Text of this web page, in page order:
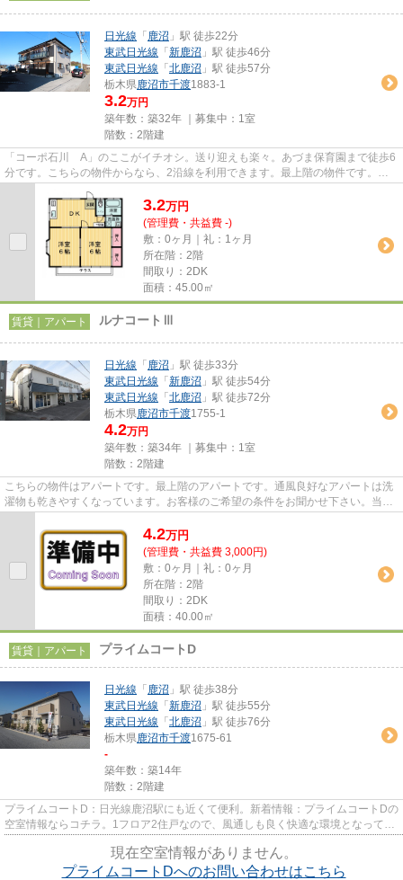
日光線 「 鹿沼 」駅 徒歩22分
東武日光線 「 新鹿沼 」駅 徒歩46分
東武日光線 「 北鹿沼 」駅 徒歩57分
栃木県鹿沼市千渡1883-1
3.2万円
築年数：築32年 ｜募集中： 1室
階数：2階建
「コーポ石川 A」のここがイチオシ。送り迎えも楽々。あづま保育園まで徒歩6
分です。こちらの物件からなら、2沿線を利用できます。最上階の物件です。日
3.2万円
(管理費・共益費 -)
敷：0ヶ月｜礼：1ヶ月
所在階：2階
間取り：2DK
面積：45.00㎡
賃貸｜アパート ルナコートⅢ
日光線 「 鹿沼 」駅 徒歩33分
東武日光線 「 新鹿沼 」駅 徒歩54分
東武日光線 「 北鹿沼 」駅 徒歩72分
栃木県鹿沼市千渡1755-1
4.2万円
築年数：築34年 ｜募集中： 1室
階数：2階建
こちらの物件はアパートです。最上階のアパートです。通風良好なアパートは洗
濯物も乾きやすくなっています。お客様のご希望の条件をお聞かせ下さい。当社
4.2万円
(管理費・共益費 3,000円)
敷：0ヶ月｜礼：0ヶ月
所在階：2階
間取り：2DK
面積：40.00㎡
賃貸｜アパート プライムコートD
日光線 「 鹿沼 」駅 徒歩38分
東武日光線 「 新鹿沼 」駅 徒歩55分
東武日光線 「 北鹿沼 」駅 徒歩76分
栃木県鹿沼市千渡1675-61
-
築年数：築14年
階数：2階建
プライムコートD：日光線鹿沼駅にも近くて便利。新着情報：プライムコートDの
空室情報ならコチラ。1フロア2住戸なので、風通しも良く快適な環境となってい
現在空室情報がありません。
プライムコートDへのお問い合わせはこちら